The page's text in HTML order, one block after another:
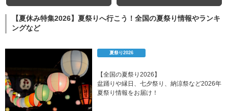
【夏休み特集2026】夏祭りへ行こう！全国の夏祭り情報やランキ
ングなど
夏祭り2026
【全国の夏祭り2026】
盆踊りや縁日、七夕祭り、納涼祭など2026年
夏祭り情報をお届け！